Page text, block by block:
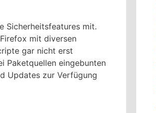
Sicherheitsfeatures mit.
mit diversen
gar nicht erst
Paketquellen eingebunten
Updates zur Verfügung